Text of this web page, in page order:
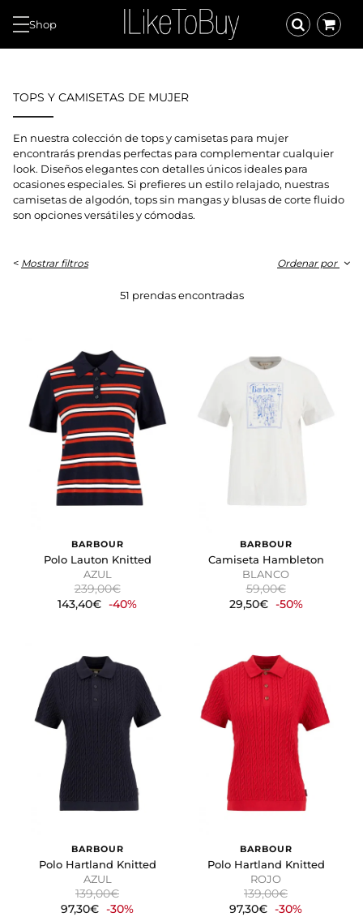
Shop
TOPS Y CAMISETAS DE MUJER
En nuestra colección de tops y camisetas para mujer
encontrarás prendas perfectas para complementar cualquier
look. Diseños elegantes con detalles únicos ideales para
ocasiones especiales. Si prefieres un estilo relajado, nuestras
camisetas de algodón, tops sin mangas y blusas de corte fluido
son opciones versátiles y cómodas.
51 prendas encontradas
Ordenar por
< Mostrar filtros
BARBOUR
Polo Lauton Knitted
AZUL
239,00€
143,40€ -40%
BARBOUR
Camiseta Hambleton
BLANCO
59,00€
29,50€ -50%
BARBOUR
Polo Hartland Knitted
AZUL
139,00€
97,30€ -30%
BARBOUR
Polo Hartland Knitted
ROJO
139,00€
97,30€ -30%